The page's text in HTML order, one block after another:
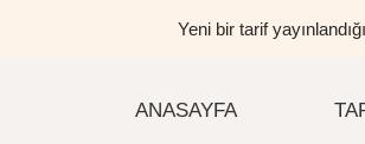
Yeni bir tarif
ANASAYFA